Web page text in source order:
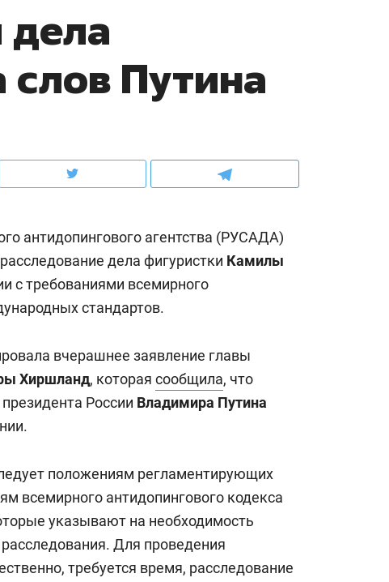
дела
слов Путина
антидопингового агентства (РУСАДА)
дела фигуристки Камилы
с требованиями всемирного
стандартов.
вчерашнее заявление главы
Хиршланд, которая сообщила, что
России Владимира Путина
положениям регламентирующих
всемирного антидопингового кодекса
указывают на необходимость
Для проведения
требуется время, расследование
клиентах и чудных запросах мастеров
до квартиры и Face
в ЖК «Нова»
с ментальным и физическим
состоянием как основа
антихрупких команд